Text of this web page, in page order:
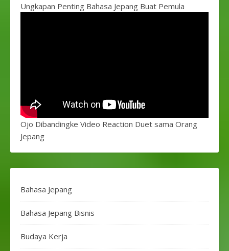
Ungkapan Penting Bahasa Jepang Buat Pemula
Ojo Dibandingke Video Reaction Duet sama Orang
Jepang
Bahasa Jepang
Bahasa Jepang Bisnis
Budaya Kerja